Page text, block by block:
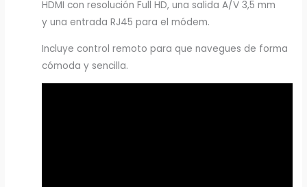
HDMI con resolución Full HD, una salida A/V 3,5 mm
y una entrada RJ45 para el módem.​
Incluye control remoto para que navegues de forma
cómoda y sencilla.​